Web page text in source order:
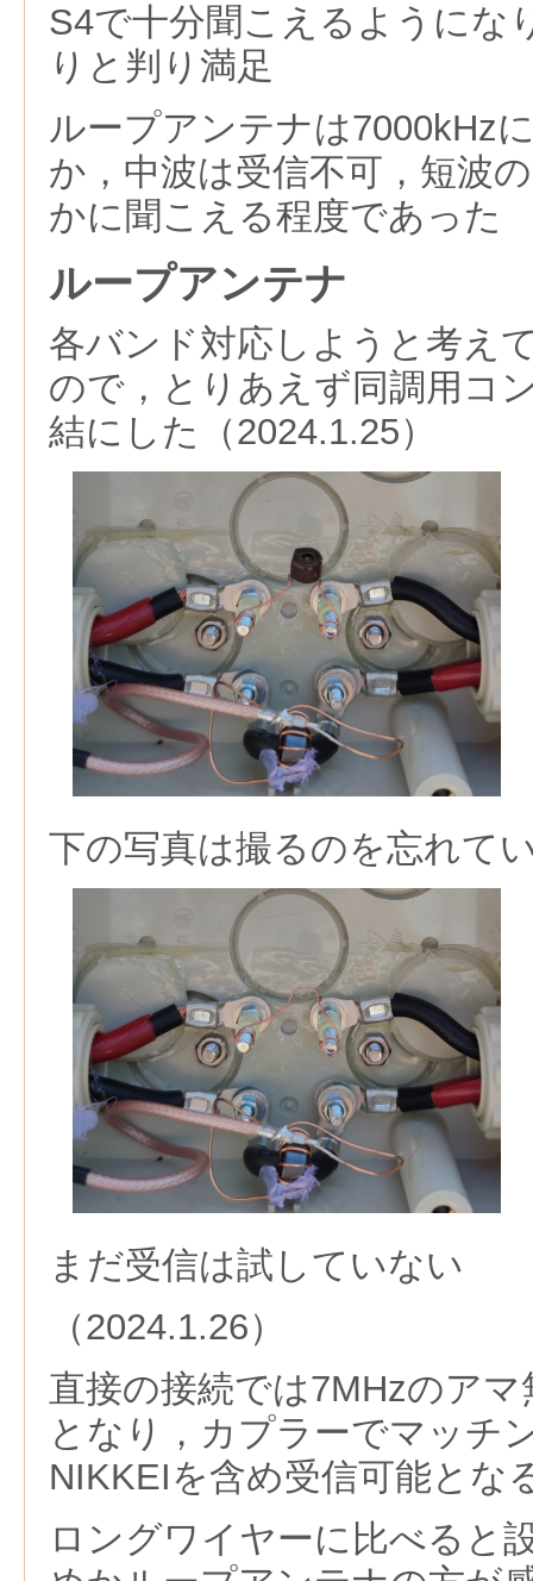
S4で十分聞こえるようにな
りと判り満足
ループアンテナは7000kHz
か，中波は受信不可，短波
かに聞こえる程度であった
ループアンテナ
各バンド対応しようと考え
ので，とりあえず同調用コ
結にした（2024.1.25）
下の写真は撮るのを忘れて
まだ受信は試していない
（2024.1.26）
直接の接続では7MHzのア
となり，カプラーでマッチ
NIKKEIを含め受信可能とな
ロングワイヤーに比べると